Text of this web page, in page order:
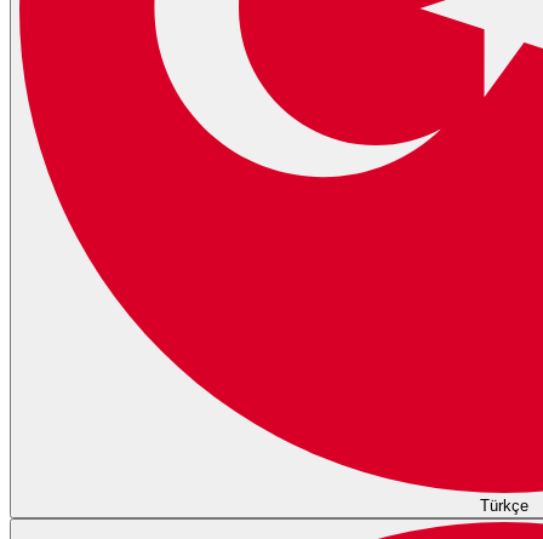
Türkçe